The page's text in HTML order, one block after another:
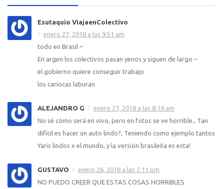
Esutaquio ViajaenColectivo
enero 27, 2018 a las 9:51 am
todo en Brasil –
En argen los colectivos pasan yenos y siguen de largo –
el gobierno quiere conseguir trabajo
los cariocas laburan
ALEJANDRO G
enero 27, 2018 a las 8:19 am
No sé cómo será en vivo, pero en fotos se ve horrible., Tan
difícil es hacer un auto lindo?, Teniendo como ejemplo tantos
Yaris lindos x el mundo, y la versión brasileña es esta!
GUSTAVO
enero 26, 2018 a las 2:11 pm
NO PUEDO CREER QUE ESTAS COSAS HORRIBLES